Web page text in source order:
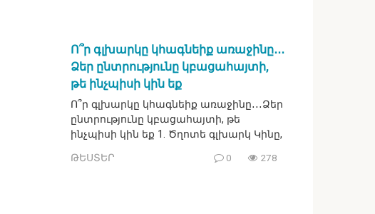
Ո՞ր գլխարկը կհագնեիք առաջինը․․․
Ձեր ընտրությունը կբացահայտի,
թե ինչպիսի կին եք
Ո՞ր գլխարկը կհագնեիք առաջինը․․․Ձեր
ընտրությունը կբացահայտի, թե
ինչպիսի կին եք 1. Ծղոտե գլխարկ Կինը,
ԹԵՍՏԵՐ 0 278